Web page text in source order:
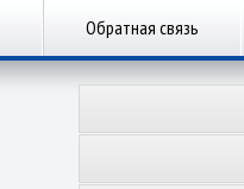
Обратная связь